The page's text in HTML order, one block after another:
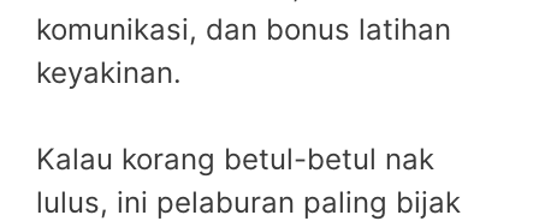
komunikasi, dan bonus latihan
keyakinan.
Kalau korang betul-betul nak
lulus, ini pelaburan paling bijak